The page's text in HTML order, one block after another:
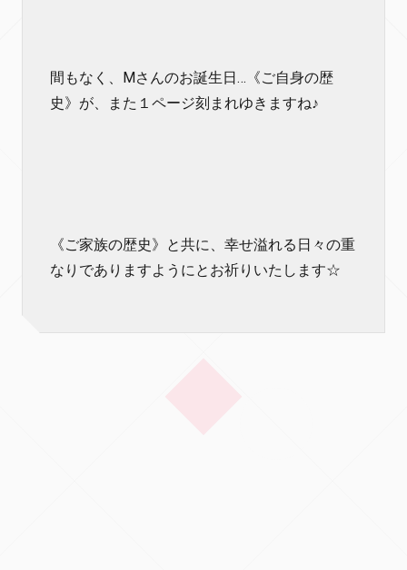
間もなく、Mさんのお誕生日…《ご自身の歴
史》が、また１ページ刻まれゆきますね♪
《ご家族の歴史》と共に、幸せ溢れる日々の重
なりでありますようにとお祈りいたします☆